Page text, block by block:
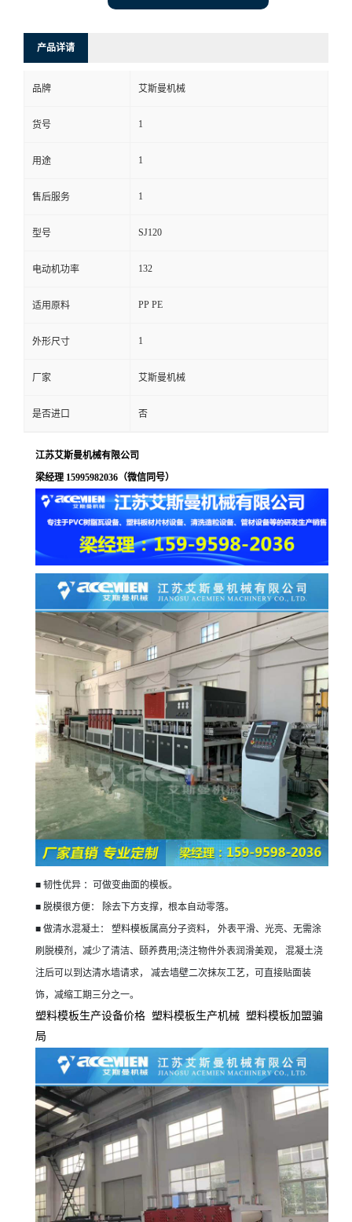
产品详请
品牌 艾斯曼机械
货号 1
用途 1
售后服务 1
型号 SJ120
电动机功率 132
适用原料 PP PE
外形尺寸 1
厂家 艾斯曼机械
是否进口 否
江苏艾斯曼机械有限公司
梁经理 15995982036（微信同号）
■ 韧性优异 ：可做变曲面的模板。
■ 脱模很方便： 除去下方支撑，根本自动零落。
■ 做清水混凝土： 塑料模板属高分子资料，
外表平滑、光亮、无需涂
刷脱模剂，减少了清洁、颐养费用;浇注物件外表润滑美观，
混凝土浇
注后可以到达清水墙请求，
减去墙壁二次抹灰工艺，可直接贴面装
饰，减缩工期三分之一。
塑料模板生产设备价格 塑料模板生产机械 塑料模板加盟骗
局